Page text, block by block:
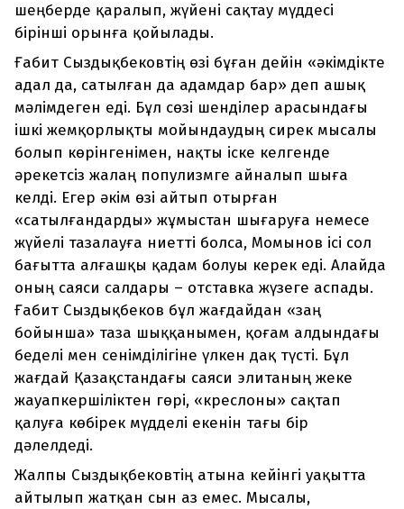
шеңберде қаралып, жүйені сақтау мүддесі
бірінші орынға қойылады.
Ғабит Сыздықбековтің өзі бұған дейін «әкімдікте
адал да, сатылған да адамдар бар» деп ашық
мәлімдеген еді. Бұл сөзі шенділер арасындағы
ішкі жемқорлықты мойындаудың сирек мысалы
болып көрінгенімен, нақты іске келгенде
әрекетсіз жалаң популизмге айналып шыға
келді. Егер әкім өзі айтып отырған
«сатылғандарды» жұмыстан шығаруға немесе
жүйелі тазалауға ниетті болса, Момынов ісі сол
бағытта алғашқы қадам болуы керек еді. Алайда
оның саяси салдары – отставка жүзеге аспады.
Ғабит Сыздықбеков бұл жағдайдан «заң
бойынша» таза шыққанымен, қоғам алдындағы
беделі мен сенімділігіне үлкен дақ түсті. Бұл
жағдай Қазақстандағы саяси элитаның жеке
жауапкершіліктен гөрі, «креслоны» сақтап
қалуға көбірек мүдделі екенін тағы бір
дәлелдеді.
Жалпы Сыздықбековтің атына кейінгі уақытта
айтылып жатқан сын аз емес. Мысалы,